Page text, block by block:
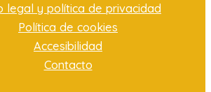
legal y política de privacidad
Política de cookies
Accesibilidad
Contacto